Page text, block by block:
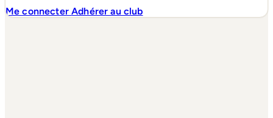
Me connecterAdhérer au club